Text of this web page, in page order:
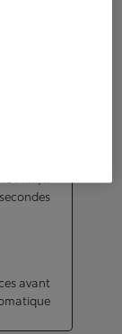
secondes
avant